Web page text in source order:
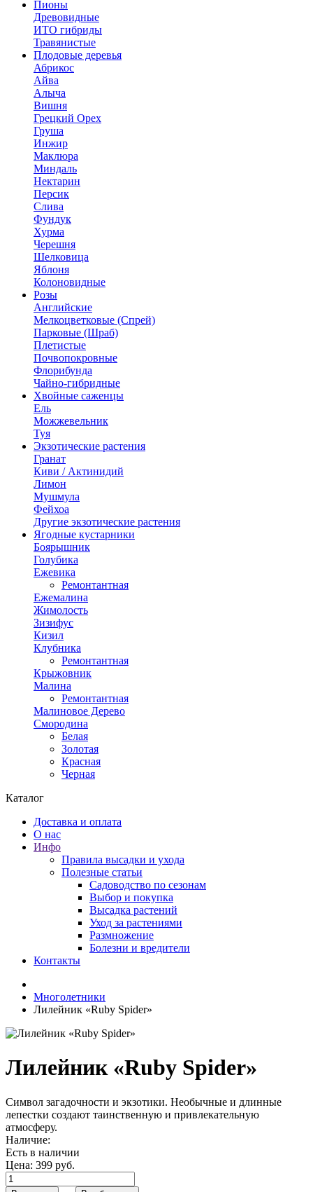
Пионы
Древовидные
ИТО гибриды
Травянистые
Плодовые деревья
Абрикос
Айва
Алыча
Вишня
Грецкий Орех
Груша
Инжир
Маклюра
Миндаль
Нектарин
Персик
Слива
Фундук
Хурма
Черешня
Шелковица
Яблоня
Колоновидные
Розы
Английские
Мелкоцветковые (Спрей)
Парковые (Шраб)
Плетистые
Почвопокровные
Флорибунда
Чайно-гибридные
Хвойные саженцы
Ель
Можжевельник
Туя
Экзотические растения
Гранат
Киви / Актинидий
Лимон
Мушмула
Фейхоа
Другие экзотические растения
Ягодные кустарники
Боярышник
Голубика
Ежевика
Ремонтантная
Ежемалина
Жимолость
Зизифус
Кизил
Клубника
Ремонтантная
Крыжовник
Малина
Ремонтантная
Малиновое Дерево
Смородина
Белая
Золотая
Красная
Черная
Каталог
Доставка и оплата
О нас
Инфо
Правила высадки и ухода
Полезные статьи
Садоводство по сезонам
Выбор и покупка
Высадка растений
Уход за растениями
Размножение
Болезни и вредители
Контакты
Многолетники
Лилейник «Ruby Spider»
Лилейник «Ruby Spider»
Символ загадочности и экзотики. Необычные и длинные
лепестки создают таинственную и привлекательную
атмосферу.
Наличие:
Есть в наличии
Цена: 399 руб.